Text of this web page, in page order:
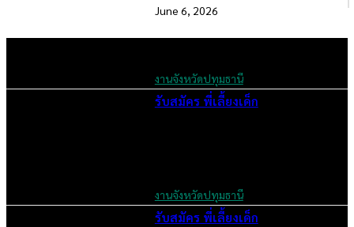
June 6, 2026
งานจังหวัดปทุมธานี
รับสมัคร พี่เลี้ยงเด็ก
งานจังหวัดปทุมธานี
รับสมัคร พี่เลี้ยงเด็ก